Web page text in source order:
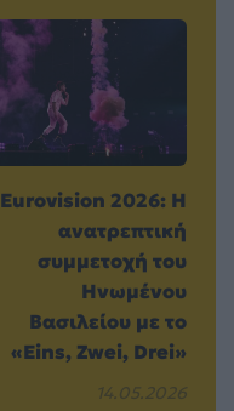
Eurovision 2026: Η
ανατρεπτική
συμμετοχή του
Ηνωμένου
Βασιλείου με το
«Eins, Zwei, Drei»
14.05.2026